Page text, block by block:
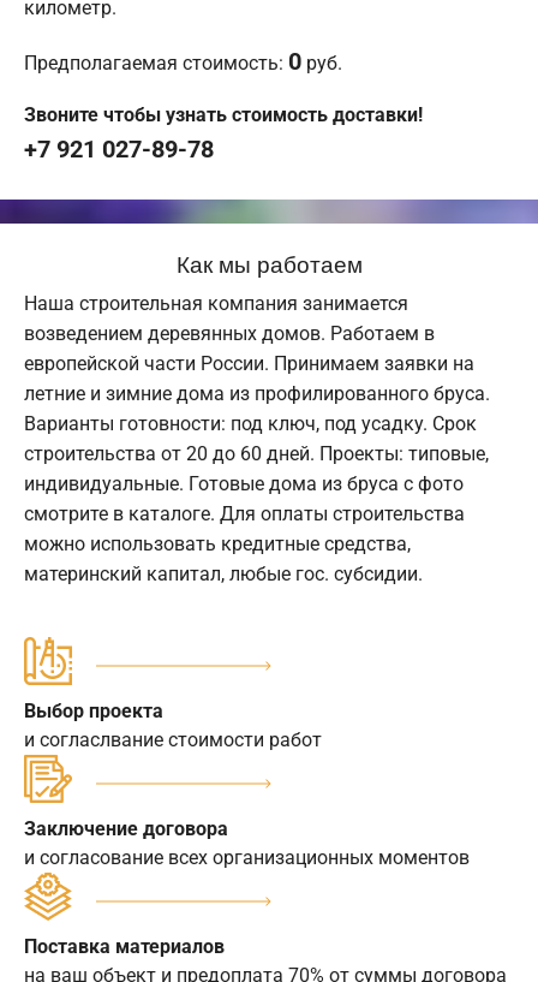
километр.
Предполагаемая стоимость: 0 руб.
Звоните чтобы узнать стоимость доставки!
+7 921 027-89-78
Как мы работаем
Наша строительная компания занимается
возведением деревянных домов. Работаем в
европейской части России. Принимаем заявки на
летние и зимние дома из профилированного бруса.
Варианты готовности: под ключ, под усадку. Срок
строительства от 20 до 60 дней. Проекты: типовые,
индивидуальные. Готовые дома из бруса с фото
смотрите в каталоге. Для оплаты строительства
можно использовать кредитные средства,
материнский капитал, любые гос. субсидии.
Выбор проекта
и согласлвание стоимости работ
Заключение договора
и согласование всех организационных моментов
Поставка материалов
на ваш объект и предоплата 70% от суммы договора